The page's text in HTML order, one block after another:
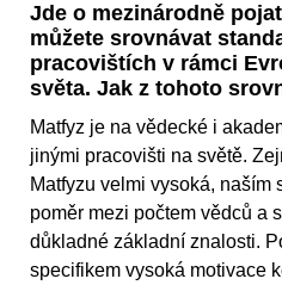
Jde o mezinárodně
můžete srovnávat
pracovištích v rámci
světa. Jak z tohoto
Matfyz je na vědecké i
jinými pracovišti na světě.
Matfyzu velmi vysoká, naším
poměr mezi počtem vědců a
důkladné základní znalosti.
specifikem vysoká motivace